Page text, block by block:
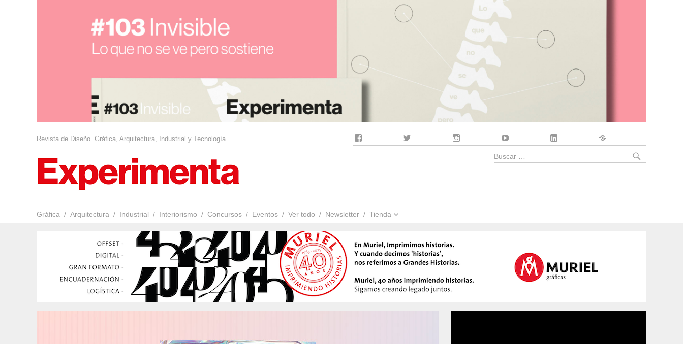
Revista de Diseño. Gráfica, Arquitectura, Industrial y Tecnología
Gráfica Arquitectura Industrial Interiorismo Concursos Eventos Ver todo Newsletter Tienda
Buscar